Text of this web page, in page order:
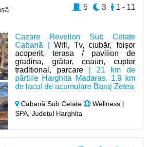
Cazare Revelion Sub Cetate
Cabană |Wifi, Tv, ciubăr, foișor
acoperit, terasa / pavilion de
gradina, grătar, ceaun, cuptor
traditional, parcare| 21 km de
pârtiile Harghita Madaras, 1.9 km
de lacul de acumulare Baraj Zetea
Cabană Sub Cetate
Wellness |
SPA, Județul Harghita
1 - 11
3
5